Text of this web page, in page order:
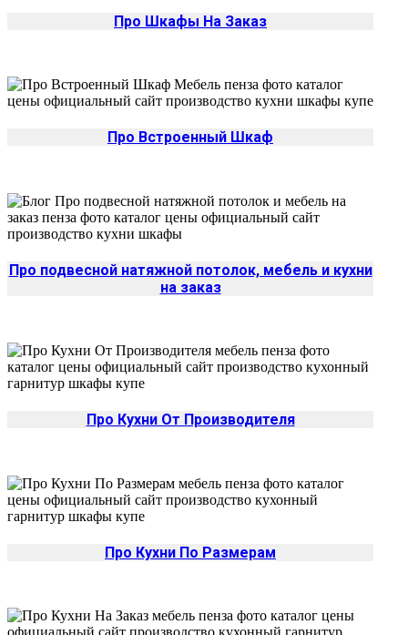
Про Шкафы На Заказ
Про Встроенный Шкаф
Про подвесной натяжной потолок, мебель и кухни
на заказ
Про Кухни От Производителя
Про Кухни По Размерам